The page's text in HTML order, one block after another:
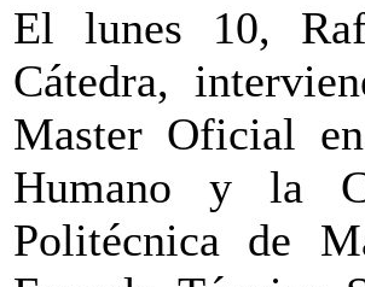
El lunes 10,
Cátedra,
Master Oficial
Humano y la
Politécnica de